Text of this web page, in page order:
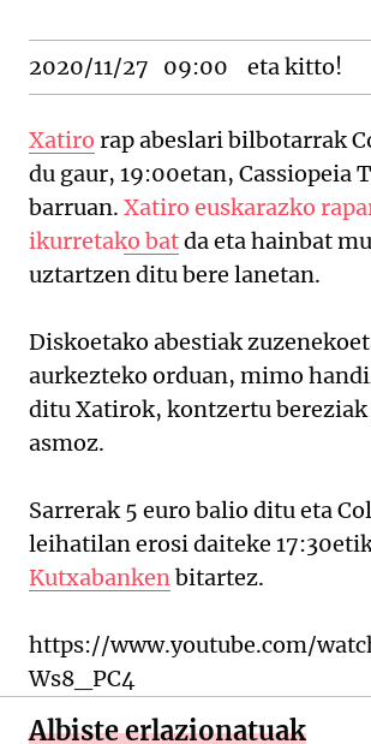
2020/11/27 09:00 eta kitto!
Xatiro rap abeslari bilbotarrak
du gaur, 19:00etan, Cassiopeia
barruan. Xatiro euskarazko
ikurretako batda eta hainbat
uztartzen ditu bere lanetan.
Diskoetako abestiak
aurkezteko orduan, mimo
ditu Xatirok, kontzertu bereziak
asmoz.
Sarrerak 5 euro balio ditu eta
leihatilan erosi daiteke
Kutxabankenbitartez.
https://www.youtube.com/
Ws8_PC4
Albiste erlazionatuak